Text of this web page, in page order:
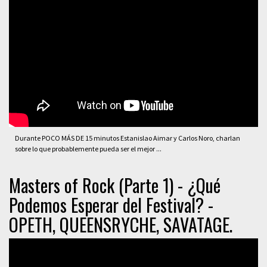
Durante POCO MÁS DE 15 minutos Estanislao Aimar y Carlos Noro, charlan
sobre lo que probablemente pueda ser el mejor ...
Masters of Rock (Parte 1) - ¿Qué
Podemos Esperar del Festival? -
OPETH, QUEENSRYCHE, SAVATAGE.